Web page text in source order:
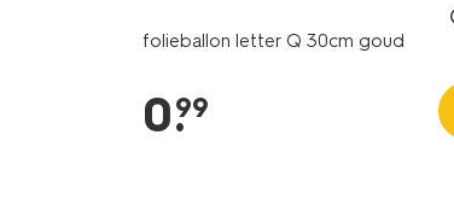
folieballon letter Q 30cm goud
0.
99